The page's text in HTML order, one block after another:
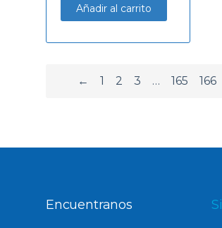
Añadir al carrito
← 1 2 3 … 165 166
Encuentranos